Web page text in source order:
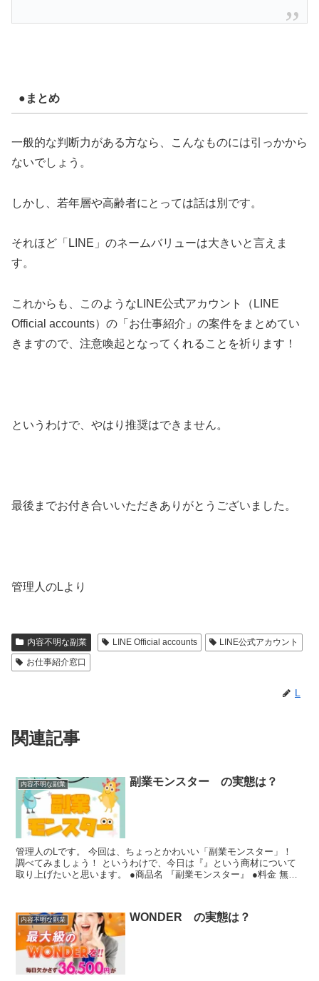
●まとめ
一般的な判断力がある方なら、こんなものには引っかから
ないでしょう。
しかし、若年層や高齢者にとっては話は別です。
それほど「LINE」のネームバリューは大きいと言えま
す。
これからも、このようなLINE公式アカウント（LINE
Official accounts）の「お仕事紹介」の案件をまとめてい
きますので、注意喚起となってくれることを祈ります！
というわけで、やはり推奨はできません。
最後までお付き合いいただきありがとうございました。
管理人のLより
内容不明な副業 LINE Official accounts
LINE公式アカウント
お仕事紹介窓口
L
関連記事
内容不明な副業 副業モンスター の実態は？
管理人のLです。 今回は、ちょっとかわいい「副業モンスター」！
調べてみましょう！ というわけで、今日は『』という商材について
取り上げたいと思います。 ●商品名 『副業モンスター』 ●料金 無料
内容不明な副業 WONDER の実態は？